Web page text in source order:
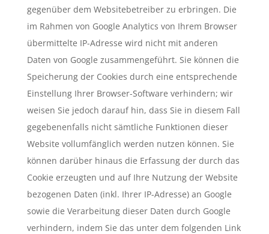
gegenüber dem Websitebetreiber zu erbringen. Die
im Rahmen von Google Analytics von Ihrem Browser
übermittelte IP-Adresse wird nicht mit anderen
Daten von Google zusammengeführt. Sie können die
Speicherung der Cookies durch eine entsprechende
Einstellung Ihrer Browser-Software verhindern; wir
weisen Sie jedoch darauf hin, dass Sie in diesem Fall
gegebenenfalls nicht sämtliche Funktionen dieser
Website vollumfänglich werden nutzen können. Sie
können darüber hinaus die Erfassung der durch das
Cookie erzeugten und auf Ihre Nutzung der Website
bezogenen Daten (inkl. Ihrer IP-Adresse) an Google
sowie die Verarbeitung dieser Daten durch Google
verhindern, indem Sie das unter dem folgenden Link